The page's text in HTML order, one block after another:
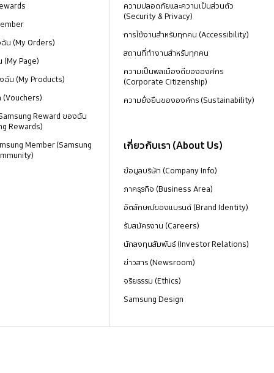
น (My Orders)
Page)
น (My Products)
Reward ของฉัน
Rewards)
Member (Samsung
ความปลอดภัยและความเป็นส่วนตัว
(Security & Privacy)
การใช้งานสำหรับทุกคน (Accessibility)
สถานที่ทำงานสำหรับทุกคน
ความเป็นพลเมืองดีขององค์กร
(Corporate Citizenship)
ความยั่งยืนขององค์กร (Sustainability)
เกี่ยวกับเรา (About Us)
ข้อมูลบริษัท (Company Info)
ภาคธุรกิจ (Business Area)
อัตลักษณ์ของแบรนด์ (Brand Identity)
รับสมัครงาน (Careers)
นักลงทุนสัมพันธ์ (Investor Relations)
ข่าวสาร (Newsroom)
จริยธรรม (Ethics)
Samsung Design